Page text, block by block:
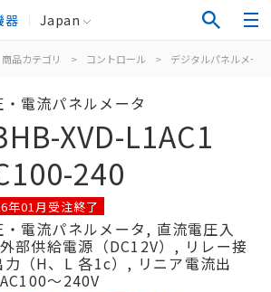
器 Japan
商品カテゴリ > コントロール > デジタルパネルメータ
・電流パネルメータ
XVD-L1AC1
240
年01月受注終了
・電流パネルメータ, 直流電圧入
部供給電源（DC12V）, リレー接
力（H、L 各1c）, リニア電流出
～240V